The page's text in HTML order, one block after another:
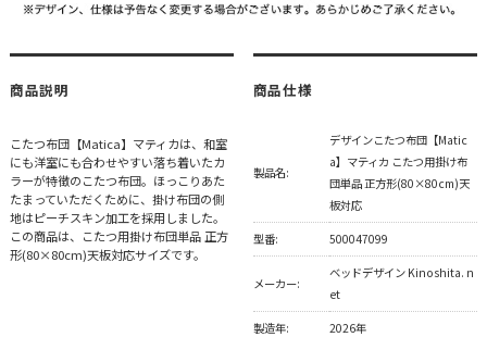
商品説明
こたつ布団【Matica】マティカは、和室
にも洋室にも合わせやすい落ち着いたカ
ラーが特徴のこたつ布団。ほっこりあた
たまっていただくために、掛け布団の側
地はピーチスキン加工を採用しました。
この商品は、こたつ用掛け布団単品 正方
形(80×80cm)天板対応サイズです。
商品仕様
製品名:
デザインこたつ布団【Matic
a】マティカ こたつ用掛け布
団単品 正方形(80×80cm)天
板対応
型番: 500047099
メーカー:
ベッドデザイン Kinoshita. n
et
製造年: 2026年